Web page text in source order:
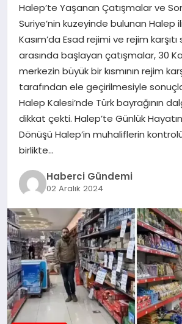
DÜNYA
MAGAZIN
EĞITIM
SAĞLIK
TEKNOLOJI
Halep’te Yaşanan Çatışmalar ve
Suriye’nin kuzeyinde bulunan Halep
Kasım’da Esad rejimi ve rejim karşıtı
arasında başlayan çatışmalar, 30
merkezin büyük bir kısmının rejim
tarafından ele geçirilmesiyle
Halep Kalesi’nde Türk bayrağının
dikkat çekti. Halep’te Günlük
Dönüşü Halep’in muhaliflerin
birlikte…
Haberci Gündemi
02 Aralık 2024